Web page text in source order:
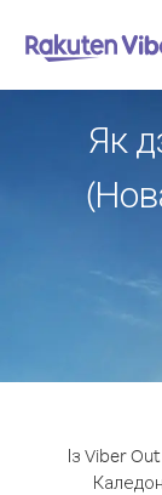
Як
Із Viber